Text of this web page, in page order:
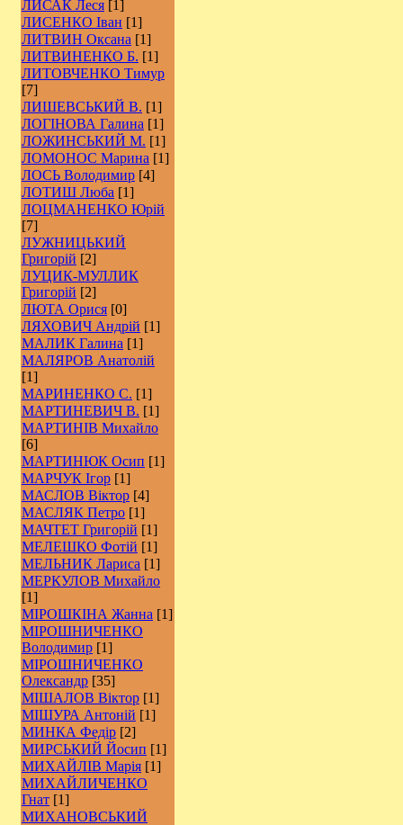
ЛИСАК Леся [1]
ЛИСЕНКО Іван [1]
ЛИТВИН Оксана [1]
ЛИТВИНЕНКО Б. [1]
ЛИТОВЧЕНКО Тимур
[7]
ЛИШЕВСЬКИЙ В. [1]
ЛОГІНОВА Галина [1]
ЛОЖИНСЬКИЙ М. [1]
ЛОМОНОС Марина [1]
ЛОСЬ Володимир [4]
ЛОТИШ Люба [1]
ЛОЦМАНЕНКО Юрій
[7]
ЛУЖНИЦЬКИЙ
Григорій [2]
ЛУЦИК-МУЛЛИК
Григорій [2]
ЛЮТА Орися [0]
ЛЯХОВИЧ Андрій [1]
МАЛИК Галина [1]
МАЛЯРОВ Анатолій
[1]
МАРИНЕНКО С. [1]
МАРТИНЕВИЧ В. [1]
МАРТИНІВ Михайло
[6]
МАРТИНЮК Осип [1]
МАРЧУК Ігор [1]
МАСЛОВ Віктор [4]
МАСЛЯК Петро [1]
МАЧТЕТ Григорій [1]
МЕЛЕШКО Фотій [1]
МЕЛЬНИК Лариса [1]
МЕРКУЛОВ Михайло
[1]
МІРОШКІНА Жанна [1]
МІРОШНИЧЕНКО
Володимир [1]
МІРОШНИЧЕНКО
Олександр [35]
МІШАЛОВ Віктор [1]
МІШУРА Антоній [1]
МИНКА Федір [2]
МИРСЬКИЙ Йосип [1]
МИХАЙЛІВ Марія [1]
МИХАЙЛИЧЕНКО
Гнат [1]
МИХАНОВСЬКИЙ